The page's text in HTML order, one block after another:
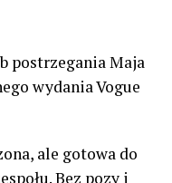
postrzegania Maja
wydania Vogue
ale gotowa do
Bez pozy i